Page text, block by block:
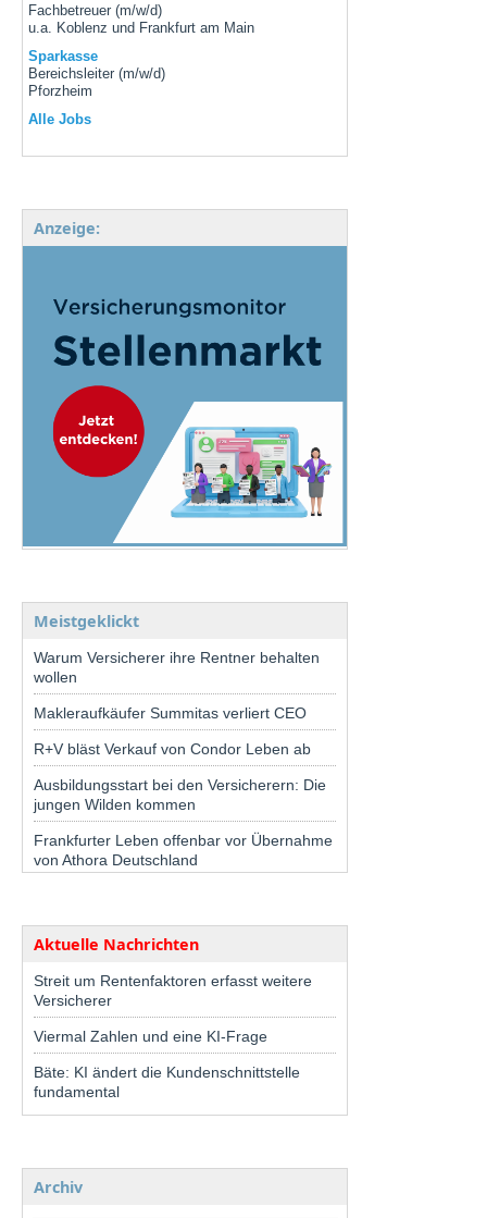
Fachbetreuer (m/w/d)
u.a. Koblenz und Frankfurt am Main
Sparkasse
Bereichsleiter (m/w/d)
Pforzheim
Alle Jobs
Anzeige:
Meistgeklickt
Warum Versicherer ihre Rentner behalten
wollen
Makleraufkäufer Summitas verliert CEO
R+V bläst Verkauf von Condor Leben ab
Ausbildungsstart bei den Versicherern: Die
jungen Wilden kommen
Frankfurter Leben offenbar vor Übernahme
von Athora Deutschland
Aktuelle Nachrichten
Streit um Rentenfaktoren erfasst weitere
Versicherer
Viermal Zahlen und eine KI-Frage
Bäte: KI ändert die Kundenschnittstelle
fundamental
Archiv